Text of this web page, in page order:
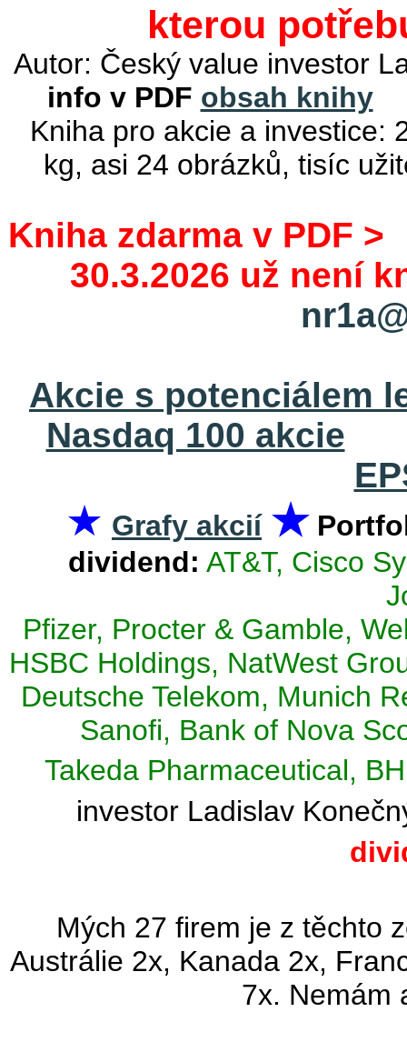
kterou
Autor: Český value investor
info v PDF obsah knihy
Kniha pro akcie a investice:
kg, asi 24 obrázků, tisíc
Kniha zdarma v PDF
30.3.2026 už není
Akcie s potenciálem
Nasdaq 100 akcie
★ Grafy akcií ★
dividend: AT&T, Cisco
Pfizer, Procter & Gamble,
HSBC Holdings, NatWest
Deutsche Telekom, Munich
Sanofi, Bank of Nova
Takeda Pharmaceutical,
investor Ladislav
Mých 27 firem je z těchto
Austrálie 2x, Kanada 2x,
7x. Nemám